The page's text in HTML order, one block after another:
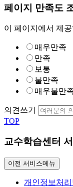
페이지 만족도
이 페이지에서 제
매우만족
만족
보통
불만족
매우불만
의견쓰기
TOP
교수학습센터
이전 서비스메뉴
개인정보처리